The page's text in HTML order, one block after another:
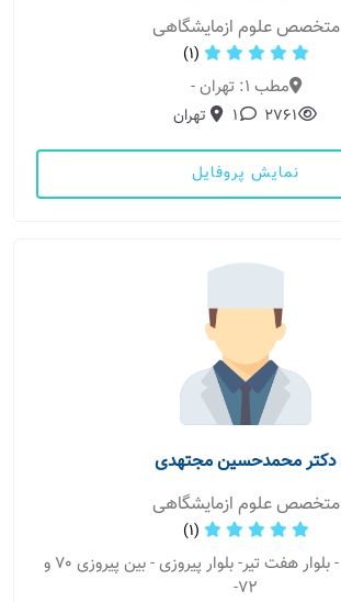
متخصص علوم ازمایشگاهی
(1)
مطب 1: تهران -
2761
1 تهران
نمایش پروفایل
دکتر محمدحسین مجتهدی
متخصص علوم ازمایشگاهی
(1)
مطب 1: مشهد - بلوار هفت تیر- بلوار پیروزی - بین پیروزی 70 و
72-